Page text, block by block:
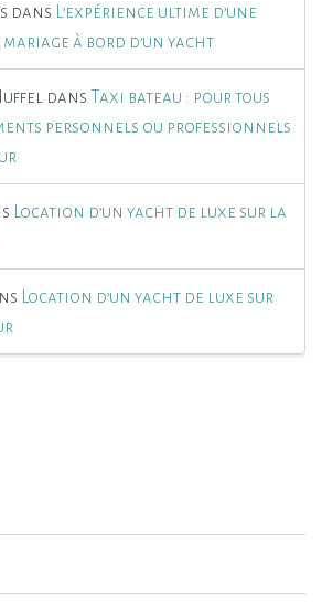
dans
L’expérience ultime d’une
mariage à bord d’un yacht
dans Taxi bateau : pour tous
personnels ou professionnels
Location d’un yacht de luxe sur la
Location d’un yacht de luxe sur